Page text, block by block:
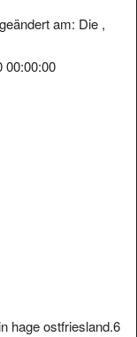
am: Die ,
00:00:00
hage ostfriesland.6